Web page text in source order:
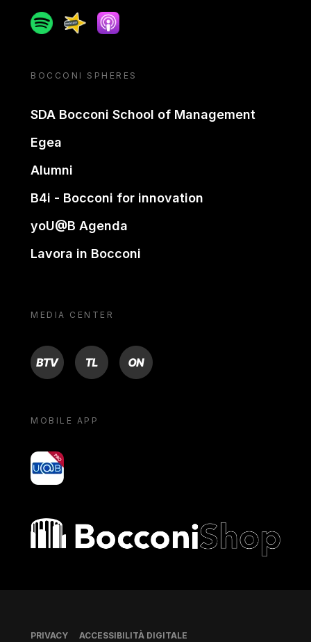
SpotifySpreakerApple podcast
BOCCONI SPHERES
SDA Bocconi School of Management
Egea
Alumni
B4i - Bocconi for innovation
yoU@B Agenda
Lavora in Bocconi
MEDIA CENTER
BTV TL ON
MOBILE APP
yoU@B
Bocconi shop
Piè di pagina
PRIVACY ACCESSIBILITÀ DIGITALE